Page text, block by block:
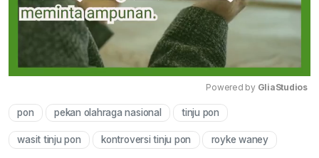
Powered by GliaStudios
pon pekan olahraga nasional tinju pon
wasit tinju pon kontroversi tinju pon royke waney